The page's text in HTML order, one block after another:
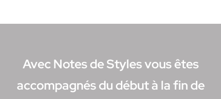
Avec Notes de Styles vous êtes
accompagnés du début à la fin de